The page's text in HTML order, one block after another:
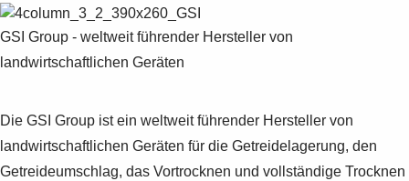
GSI Group - weltweit führender Hersteller von
landwirtschaftlichen Geräten
Die GSI Group ist ein weltweit führender Hersteller von
landwirtschaftlichen Geräten für die Getreidelagerung, den
Getreideumschlag, das Vortrocknen und vollständige Trocknen